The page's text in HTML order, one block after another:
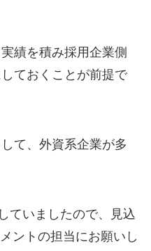
績を積み採用企業側
ておくことが前提で
て、外資系企業が多
ていましたので、見込
ントの担当にお願いし